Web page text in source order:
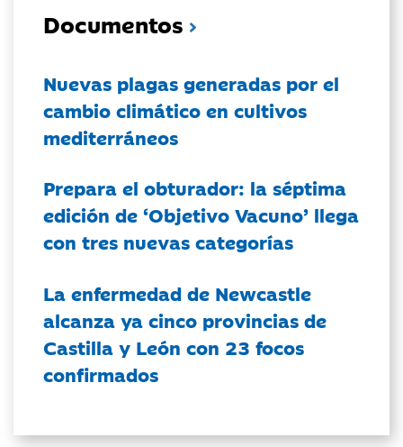
Documentos
Nuevas plagas generadas por el
cambio climático en cultivos
mediterráneos
Prepara el obturador: la séptima
edición de ‘Objetivo Vacuno’ llega
con tres nuevas categorías
La enfermedad de Newcastle
alcanza ya cinco provincias de
Castilla y León con 23 focos
confirmados